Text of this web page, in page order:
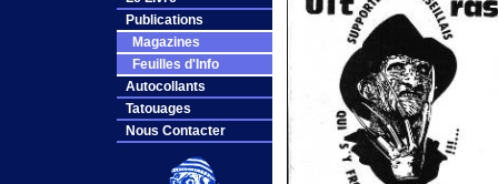
Publications
Magazines
Feuilles d'Info
Autocollants
Tatouages
Nous Contacter